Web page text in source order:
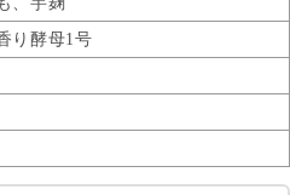
り酵母1号